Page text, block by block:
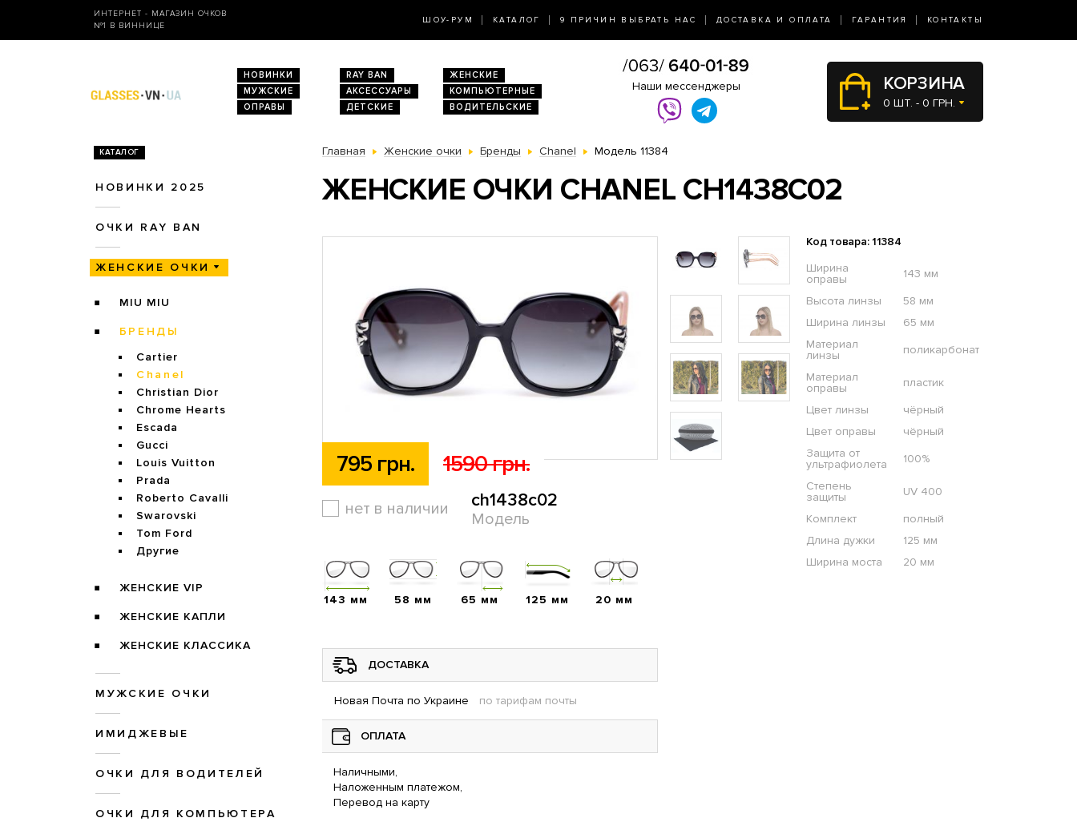
ИНТЕРНЕТ - МАГАЗИН ОЧКОВ
№1 В ВИННИЦЕ
ШОУ-РУМ КАТАЛОГ 9 ПРИЧИН ВЫБРАТЬ НАС ДОСТАВКА И ОПЛАТА ГАРАНТИЯ КОНТАКТЫ
НОВИНКИ RAY BAN
ЖЕНСКИЕ
МУЖСКИЕ
АКСЕССУАРЫ
КОМПЬЮТЕРНЫЕ
ОПРАВЫ
ДЕТСКИЕ ВОДИТЕЛЬСКИЕ
Наши мессенджеры КОРЗИНА
0 ШТ. - 0 ГРН.
КАТАЛОГ
НОВИНКИ 2025
ОЧКИ RAY BAN
ЖЕНСКИЕ ОЧКИ
MIU MIU
БРЕНДЫ
Cartier
Chanel
Christian Dior
Chrome Hearts
Escada
Gucci
Louis Vuitton
Prada
Roberto Cavalli
Swarovski
Tom Ford
Другие
ЖЕНСКИЕ VIP
ЖЕНСКИЕ КАПЛИ
ЖЕНСКИЕ КЛАССИКА
МУЖСКИЕ ОЧКИ
ИМИДЖЕВЫЕ
ОЧКИ ДЛЯ ВОДИТЕЛЕЙ
ОЧКИ ДЛЯ КОМПЬЮТЕРА
Главная Женские очки Бренды Chanel Модель 11384
ЖЕНСКИЕ ОЧКИ CHANEL CH1438C02
795 грн. 1590 грн.
нет в наличии ch1438c02
Модель
Код товара: 11384
Ширина
оправы
143 мм
Высота линзы
58 мм
Ширина линзы
65 мм
Материал
линзы
поликарбонат
Материал
оправы
пластик
Цвет линзы
чёрный
Цвет оправы
чёрный
Защита от
ультрафиолета
100%
Степень
защиты
UV 400
Комплект
полный
Длина дужки
125 мм
Ширина моста
20 мм
143 мм 58 мм 65 мм 125 мм 20 мм
ДОСТАВКА
Новая Почта по Украине по тарифам почты
ОПЛАТА
Наличными,
Наложенным платежом,
Перевод на карту